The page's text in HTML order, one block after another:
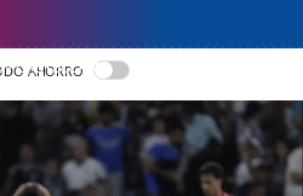
CASTELLANO
AHORRO